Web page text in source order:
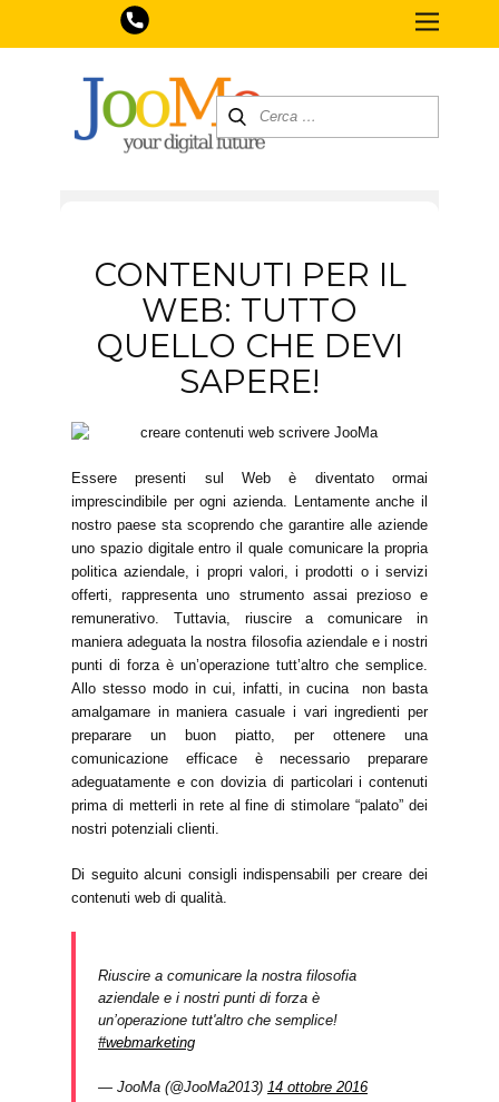
CONTENUTI PER IL
WEB: TUTTO
QUELLO CHE DEVI
SAPERE!
Essere presenti sul Web è diventato ormai
imprescindibile per ogni azienda. Lentamente anche il
nostro paese sta scoprendo che garantire alle aziende
uno spazio digitale entro il quale comunicare la propria
politica aziendale, i propri valori, i prodotti o i servizi
offerti, rappresenta uno strumento assai prezioso e
remunerativo. Tuttavia, riuscire a comunicare in
maniera adeguata la nostra filosofia aziendale e i nostri
punti di forza è un’operazione tutt’altro che semplice.
Allo stesso modo in cui, infatti, in cucina non basta
amalgamare in maniera casuale i vari ingredienti per
preparare un buon piatto, per ottenere una
comunicazione efficace è necessario preparare
adeguatamente e con dovizia di particolari i contenuti
prima di metterli in rete al fine di stimolare “palato” dei
nostri potenziali clienti.
Di seguito alcuni consigli indispensabili per creare dei
contenuti web di qualità.
Riuscire a comunicare la nostra filosofia
aziendale e i nostri punti di forza è
un’operazione tutt'altro che semplice!
#webmarketing
— JooMa (@JooMa2013) 14 ottobre 2016